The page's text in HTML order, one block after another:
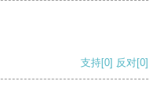
支持[0] 反对[0]